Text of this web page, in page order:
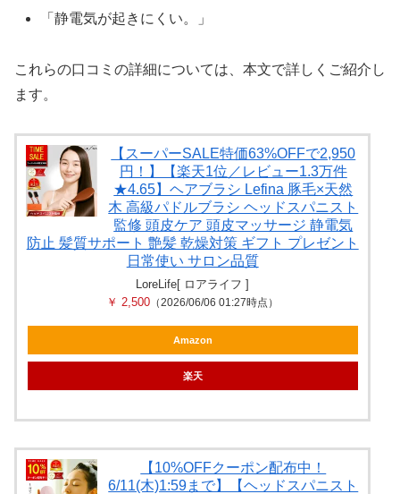
「静電気が起きにくい。」
これらの口コミの詳細については、本文で詳しくご紹介し
ます。
【スーパーSALE特価63%OFFで2,950
円！】【楽天1位／レビュー1.3万件
★4.65】ヘアブラシ Lefina 豚毛×天然
木 高級パドルブラシ ヘッドスパニスト
監修 頭皮ケア 頭皮マッサージ 静電気
防止 髪質サポート 艶髪 乾燥対策 ギフト プレゼント
日常使い サロン品質
LoreLife[ ロアライフ ]
￥ 2,500 （2026/06/06 01:27時点）
Amazon
楽天
【10%OFFクーポン配布中！
6/11(木)1:59まで】【ヘッドスパニスト